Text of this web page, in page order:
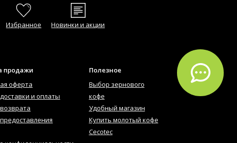
Избранное Новинки и акции
продажи
оферта
и оплаты
Полезное
Выбор зернового
кофе
Удобный магазин
Купить молотый кофе
Cecotec